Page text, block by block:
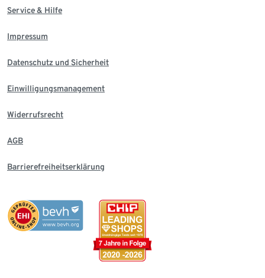
Service & Hilfe
Impressum
Datenschutz und Sicherheit
Einwilligungsmanagement
Widerrufsrecht
AGB
Barrierefreiheitserklärung